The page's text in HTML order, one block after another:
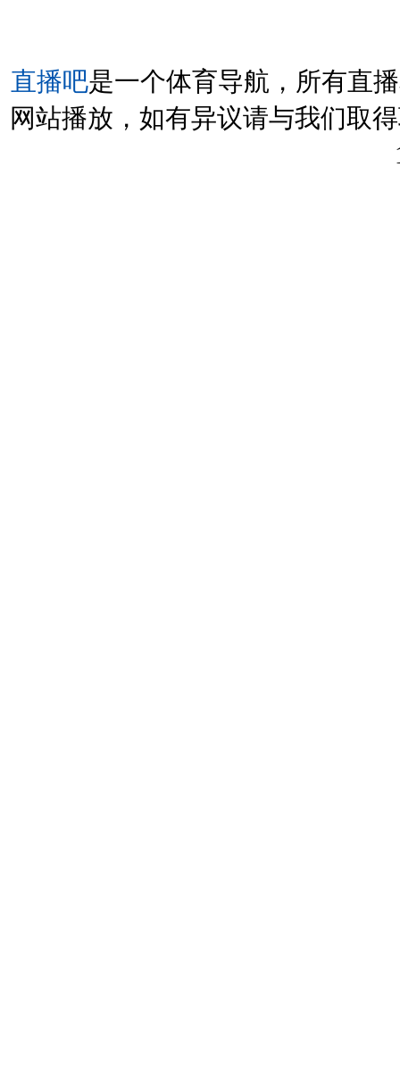
直播吧是一个体育导航，所有直
网站播放，如有异议请与我们取